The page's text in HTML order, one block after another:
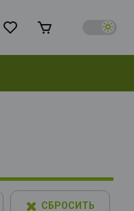
СБРОСИТЬ